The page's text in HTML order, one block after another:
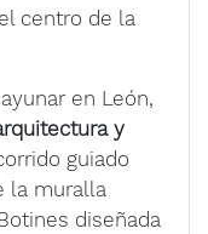
centro de la
en León,
y
guiado
la muralla
diseñada